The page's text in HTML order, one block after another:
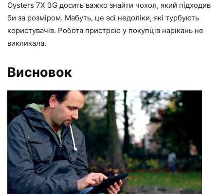
Oysters 7X 3G досить важко знайти чохол, який підходив
би за розміром. Мабуть, це всі недоліки, які турбують
користувачів. Робота пристрою у покупців нарікань не
викликала.
Висновок